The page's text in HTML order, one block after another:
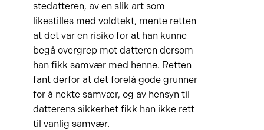
stedatteren, av en slik art som
likestilles med voldtekt, mente retten
at det var en risiko for at han kunne
begå overgrep mot datteren dersom
han fikk samvær med henne. Retten
fant derfor at det forelå gode grunner
for å nekte samvær, og av hensyn til
datterens sikkerhet fikk han ikke rett
til vanlig samvær.